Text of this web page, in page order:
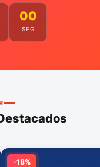
00
SEG
-18%